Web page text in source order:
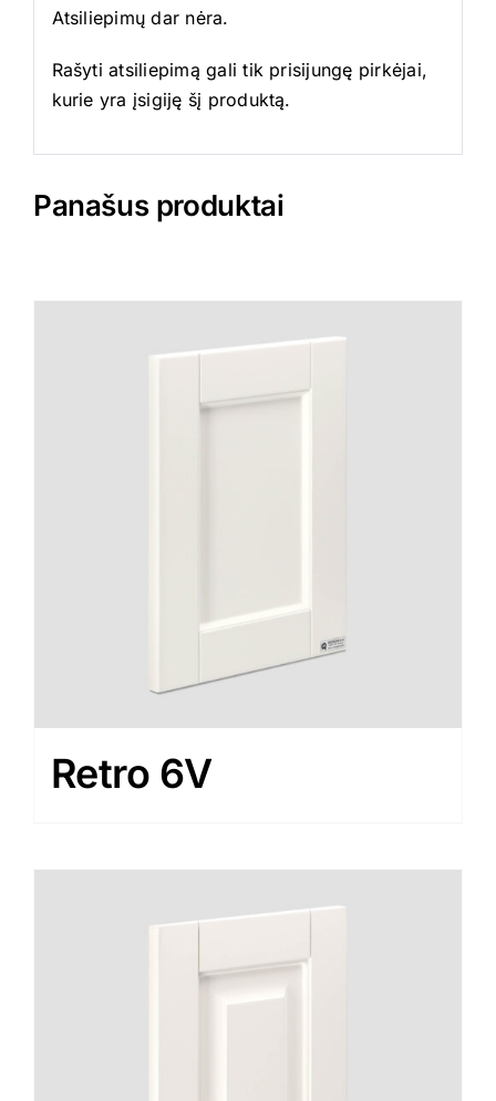
Atsiliepimų dar nėra.
Rašyti atsiliepimą gali tik prisijungę pirkėjai,
kurie yra įsigiję šį produktą.
Panašus produktai
Retro 6V